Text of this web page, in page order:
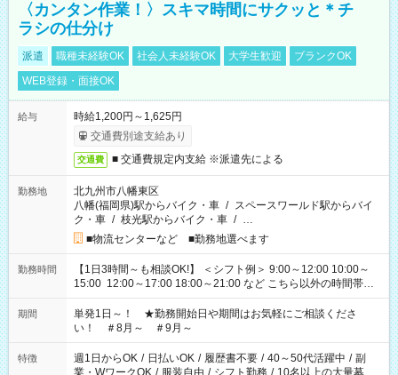
〈カンタン作業！〉スキマ時間にサクッと＊チ
ラシの仕分け
派遣 職種未経験OK 社会人未経験OK 大学生歓迎
ブランクOK
WEB登録・面接OK
給与
時給1,200円～1,625円
交通費別途支給あり
交通費 ■ 交通費規定内支給 ※派遣先による
勤務地
北九州市八幡東区
八幡(福岡県)駅からバイク・車 / スペースワールド駅からバイ
ク・車 / 枝光駅からバイク・車 / …
■物流センターなど ■勤務地選べます
勤務時間
【1日3時間～も相談OK!】 ＜シフト例＞ 9:00～12:00 10:00～
15:00 12:00～17:00 18:00～21:00 など こちら以外の時間帯も
お気軽にご相談ください！
期間
単発1日～！ ★勤務開始日や期間はお気軽にご相談くださ
い！ ＃8月～ ＃9月～
特徴 週1日からOK / 日払いOK / 履歴書不要 / 40～50代活躍中 / 副
業・WワークOK / 服装自由 / シフト勤務 / 10名以上の大量募